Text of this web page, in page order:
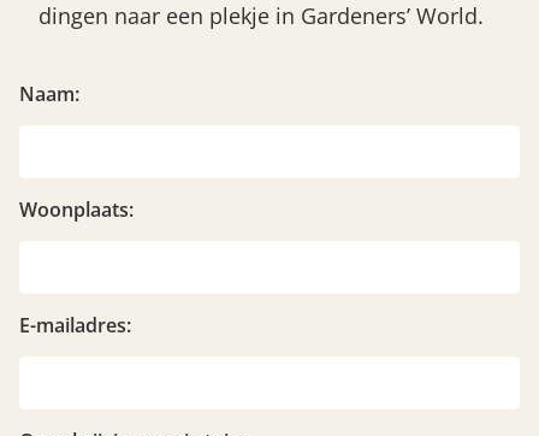
dingen naar een plekje in Gardeners’ World.
Naam:
Woonplaats:
E-mailadres: